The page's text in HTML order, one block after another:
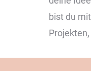
bist du